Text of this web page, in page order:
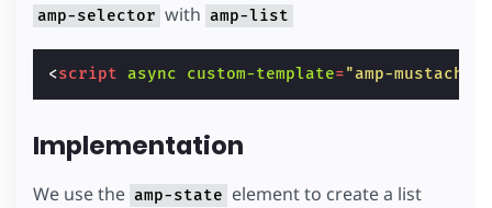
amp-selector with amp-list
<script async custom-template="amp-mustache"
Implementation
We use the amp-state element to create a list